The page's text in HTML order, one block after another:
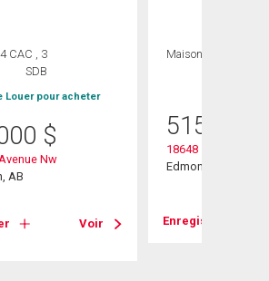
4 CAC , 3
SDB
Louer pour acheter
$
Nw
AB
Voir
Maison
515 000
18648 57 Avenue
Edmonton, AB
Enregistrer